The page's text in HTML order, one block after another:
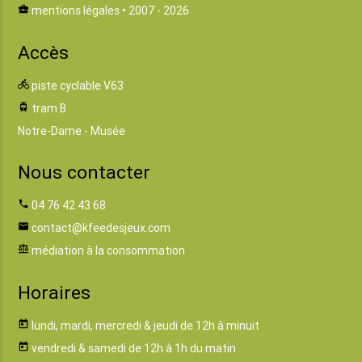
business_center mentions légales • 2007 - 2026
Accès
directions_bike piste cyclable V63
tram tram B
Notre-Dame - Musée
Nous contacter
phone 04 76 42 43 68
email contact@kfeedesjeux.com
balance médiation à la consommation
Horaires
today lundi, mardi, mercredi & jeudi de 12h à minuit
today vendredi & samedi de 12h à 1h du matin